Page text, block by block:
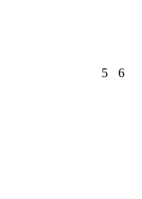
5 6